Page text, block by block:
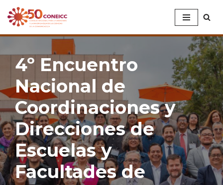
Saltar
al
4º Encuentro
Nacional de
Coordinaciones y
Direcciones de
Escuelas y
Facultades de